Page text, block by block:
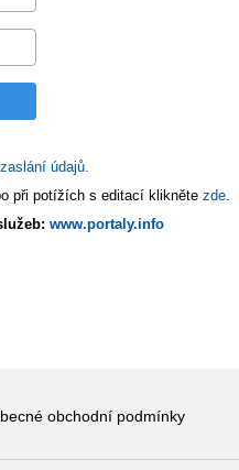
údajů.
při potížích s editací klikněte zde
www.portaly.info
obchodní podmínky